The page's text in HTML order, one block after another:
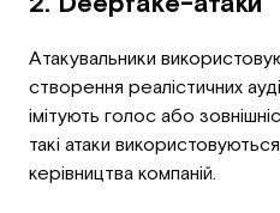
Атакувальники
створення реалістичних
імітують голос або
такі атаки
керівництва компаній.